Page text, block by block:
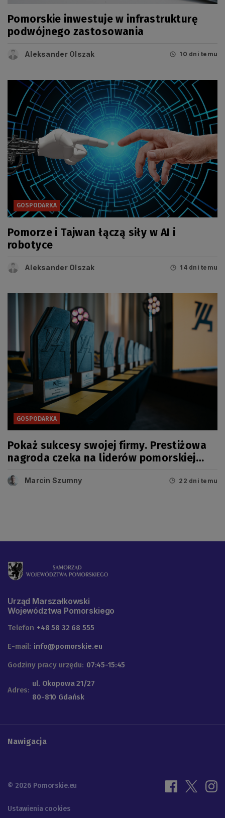
Pomorskie inwestuje w infrastrukturę
podwójnego zastosowania
Aleksander Olszak 10 dni temu
GOSPODARKA
Pomorze i Tajwan łączą siły w AI i
robotyce
Aleksander Olszak 14 dni temu
GOSPODARKA
Pokaż sukcesy swojej firmy. Prestiżowa
nagroda czeka na liderów pomorskiej
Marcin Szumny 22 dni temu
Urząd Marszałkowski
Województwa Pomorskiego
Telefon +48 58 32 68 555
E-mail: info@pomorskie.eu
Godziny pracy urzędu: 07:45-15:45
Adres:
ul. Okopowa 21/27
80-810 Gdańsk
Nawigacja
© 2026 Pomorskie.eu
Ustawienia cookies